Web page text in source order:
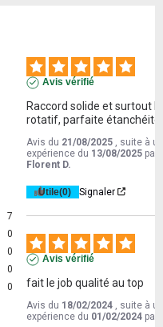
7
0
0
0
0
Avis vérifié
Raccord solide et surtout
rotatif, parfaite étanchéité
Avis du 21/08/2025
, suite à
expérience du 13/08/2025 par
Florent D.
Utile(0) Signaler
Avis vérifié
fait le job qualité au top
Avis du 18/02/2024
, suite à
expérience du 01/02/2024 par